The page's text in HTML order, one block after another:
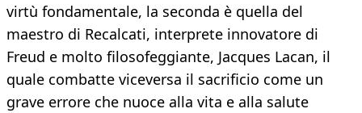
virtù fondamentale, la seconda è quella del
maestro di Recalcati, interprete innovatore di
Freud e molto filosofeggiante, Jacques Lacan, il
quale combatte viceversa il sacrificio come un
grave errore che nuoce alla vita e alla salute